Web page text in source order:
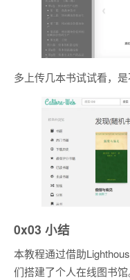
多上传几本书试试看，是
0x03 小结
本教程通过借助
们搭建了个人在线图书